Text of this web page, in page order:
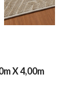
X 4,00m